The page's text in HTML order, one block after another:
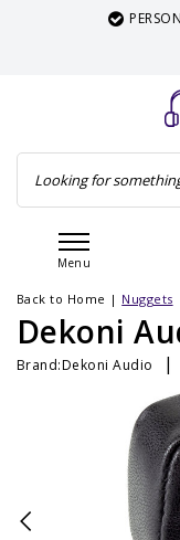
Menu
Back to Home | Nuggets
Dekoni
Brand:Dekoni Audio |